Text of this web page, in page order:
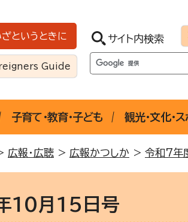
ざというときに
Guide
サイト内検索
子育て・教育・子ども 観光・文化・
広報・広聴 > 広報かつしか > 令和7年
10月15日号